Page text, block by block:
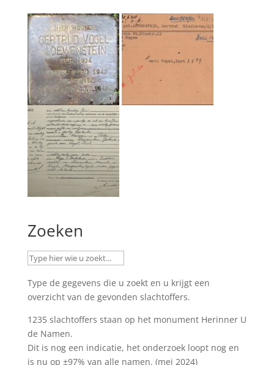
Zoeken
Type de gegevens die u zoekt en u krijgt een
overzicht van de gevonden slachtoffers.
1235 slachtoffers staan op het monument Herinner U
de Namen.
Dit is nog een indicatie, het onderzoek loopt nog en
is nu op ±97% van alle namen. (mei 2024)